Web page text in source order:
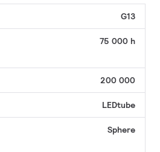
G13
75 000 h
200 000
LEDtube
Sphere